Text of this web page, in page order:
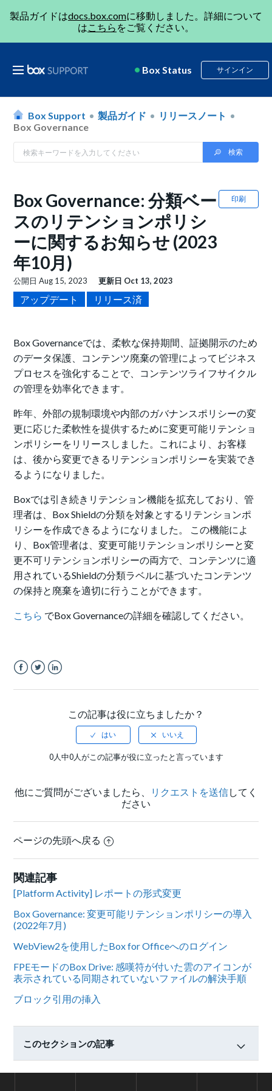
製品ガイドはdocs.box.comに移動しました。詳細について
はこちら をご覧ください。
Box Status サインイン
Box Support 製品ガイド
リリースノート
Box Governance
印刷
Box Governance: 分類ベー
スのリテンションポリシ
ーに関するお知らせ (2023
年10月)
公開日Aug 15, 2023 更新日 Oct 13, 2023
アップデート リリース済
Box Governanceでは、柔軟な保持期間、証拠開示のため
のデータ保護、コンテンツ廃棄の管理によってビジネス
プロセスを強化することで、コンテンツライフサイクル
の管理を効率化できます。
昨年、外部の規制環境や内部のガバナンスポリシーの変
更に応じた柔軟性を提供するために変更可能リテンショ
ンポリシーをリリースしました。これにより、お客様
は、後から変更できるリテンションポリシーを実装でき
るようになりました。
Boxでは引き続きリテンション機能を拡充しており、管
理者は、Box Shieldの分類を対象とするリテンションポ
リシーを作成できるようになりました。 この機能によ
り、Box管理者は、変更可能リテンションポリシーと変
更不可リテンションポリシーの両方で、コンテンツに適
用されているShieldの分類ラベルに基づいたコンテンツ
の保持と廃棄を適切に行うことができます。
こちら でBox Governanceの詳細を確認してください。
この記事は役に立ちましたか？
0人中0人がこの記事が役に立ったと言っています
他にご質問がございましたら、 リクエストを送信してく
ださい
ページの先頭へ戻る
関連記事
[Platform Activity] レポートの形式変更
Box Governance: 変更可能リテンションポリシーの導入
(2022年7月)
WebView2を使用したBox for Officeへのログイン
FPEモードのBox Drive: 感嘆符が付いた雲のアイコンが
表示されている同期されていないファイルの解決手順
ブロック引用の挿入
このセクションの記事